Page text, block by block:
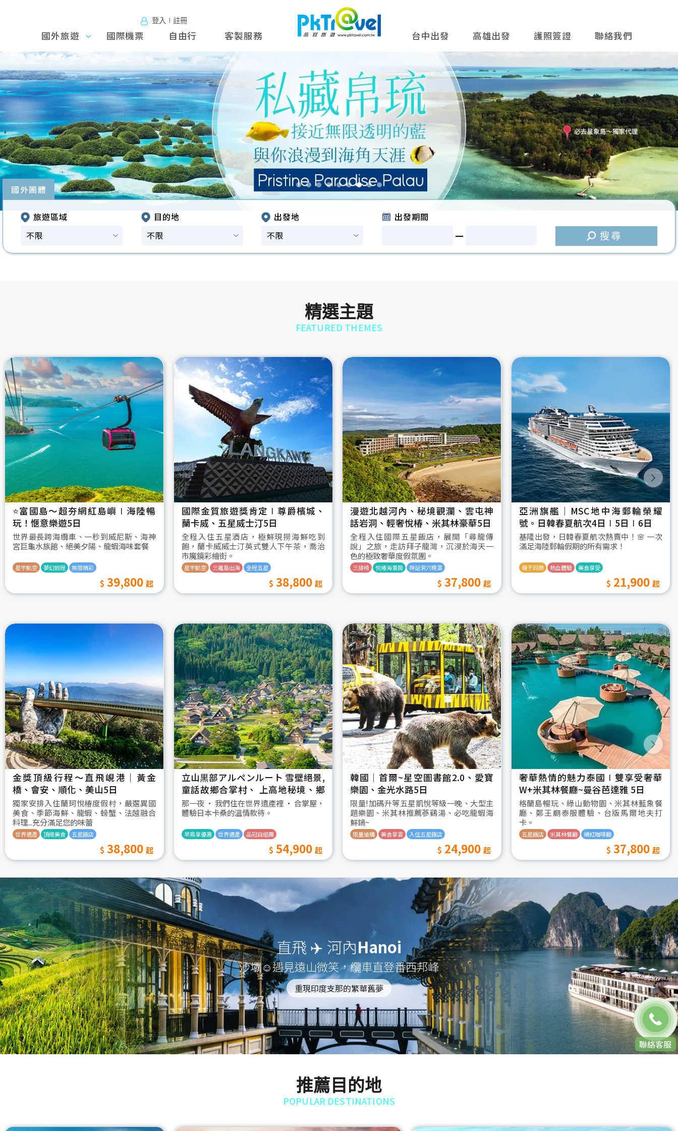
登入∣註冊
國外旅
遊
國外旅遊 國際機票 自由行 客製服務 台中出發 高雄出發 護照簽證 聯絡我們
往前 往後
國外團體
旅遊區域 目的地 出發地 出發期間
精選主題
FEATURED THEMES
⭐️富國島～超夯網紅島嶼∣海陸暢
玩！愜意樂遊5日
世界最長跨海纜車、一秒到威尼斯、海神
宮巨龜水族館、絕美夕陽、龍蝦海味套餐
星宇航空 夢幻旅程 無限精彩
39,800
國際金質旅遊獎肯定∣尊爵檳城、
蘭卡威、五星威士汀5日
全程入住五星酒店，極鮮現撈海鮮吃到
飽，蘭卡威威士汀英式雙人下午茶，喬治
市魔鏡彩繪街。
星宇航空 三離島出海 全程五星
38,800
漫遊北越河內、秘境觀瀾、雲屯神
話岩洞、輕奢悅椿、米其林豪華5日
全程入住國際五星飯店，展開「尋龍傳
說」之旅，走訪拜子龍灣，沉浸於海天一
色的極致奢華度假氛圍。
三排椅 悦椿海景房 神話洞穴晚宴
37,800
亞洲旗艦｜MSC地中海郵輪榮耀
號。日韓春夏航次4日∣5日∣6日
基隆出發，日韓春夏航次熱賣中！🌸 一次
滿足海陸郵輪假期的所有需求！
親子同樂 熱血體驗 美食享受
21,900
金獎頂級行程～直飛峴港｜黃金
橋、會安、順化、美山5日
獨家安排入住蘭珂悅椿度假村，嚴選異國
美食、季節海鮮、龍蝦、螃蟹、法越融合
料理...充分滿足您的味蕾
世界遺產 頂級美食 五星飯店
38,800
立山黒部アルペンルート 雪壁絕景,
童話故鄉合掌村、 上高地秘境、鄉
村古街町5日
那一夜 ‧ 我們住在世界遺產裡 ‧ 合掌屋，
體驗日本卡桑的溫情款待。
早鳥享優惠 世界遺產 品冠自組團
54,900
韓國│首爾~星空圖書館2.0、愛寶
樂園、金光水路5日
限量!加碼升等五星凱悅等級一晚、大型主
題樂園、米其林推薦蔘鷄湯、必吃龍蝦海
鮮鍋~
限量搶購 美食享宴 入住五星飯店
24,900
奢華熱情的魅力泰國∣雙享受奢華
W+米其林餐廳~曼谷芭達雅 5日
格蘭島暢玩、綠山動物園、米其林藍象餐
廳、鄭王廟泰服體驗、台版馬爾地夫打
卡。
五星飯店 米其林餐廳 網紅咖啡廳
37,800
直飛 ✈️ 河內Hanoi
沙壩☺遇見遠山微笑，纜車直登番西邦峰
重現印度支那的繁華舊夢
推薦目的地
POPULAR DESTINATIONS
聯絡客服
免費通話